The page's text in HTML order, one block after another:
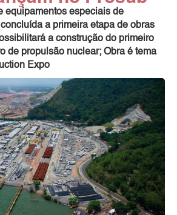
equipamentos especiais de
a primeira etapa de obras
a construção do primeiro
de propulsão nuclear; Obra é tema
Expo